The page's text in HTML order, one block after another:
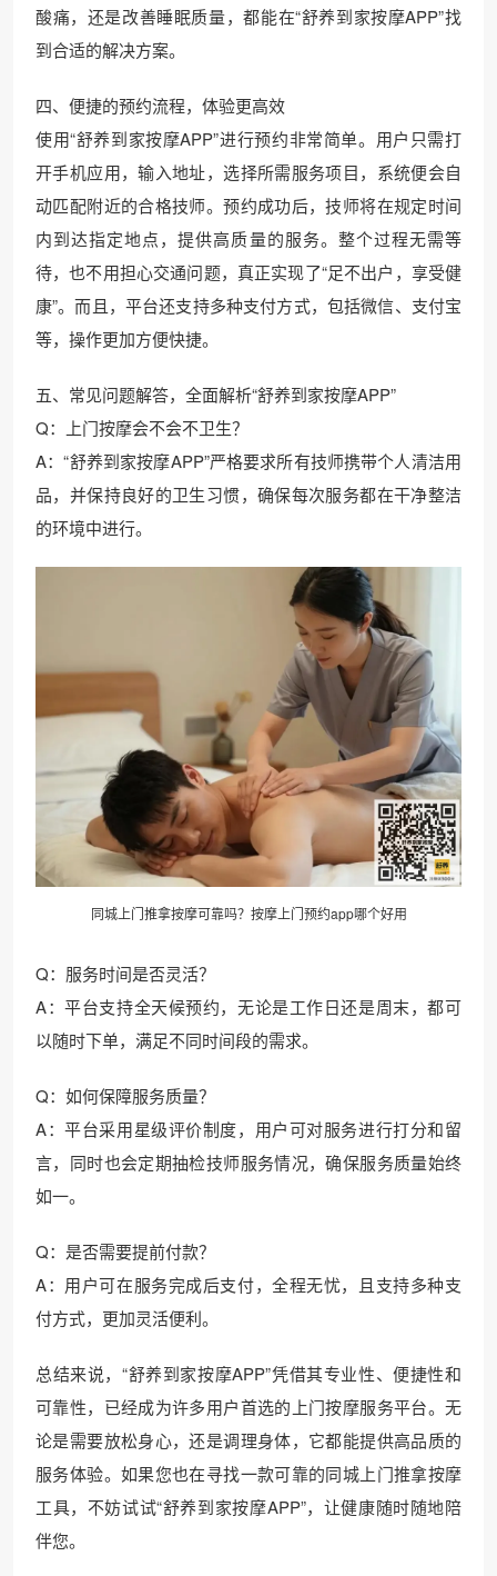
酸痛，还是改善睡眠质量，都能在“舒养到家按摩APP”找
到合适的解决方案。
四、便捷的预约流程，体验更高效
使用“舒养到家按摩APP”进行预约非常简单。用户只需打
开手机应用，输入地址，选择所需服务项目，系统便会自
动匹配附近的合格技师。预约成功后，技师将在规定时间
内到达指定地点，提供高质量的服务。整个过程无需等
待，也不用担心交通问题，真正实现了“足不出户，享受健
康”。而且，平台还支持多种支付方式，包括微信、支付宝
等，操作更加方便快捷。
五、常见问题解答，全面解析“舒养到家按摩APP”
Q：上门按摩会不会不卫生？
A：“舒养到家按摩APP”严格要求所有技师携带个人清洁用
品，并保持良好的卫生习惯，确保每次服务都在干净整洁
的环境中进行。
同城上门推拿按摩可靠吗？按摩上门预约app哪个好用
Q：服务时间是否灵活？
A：平台支持全天候预约，无论是工作日还是周末，都可
以随时下单，满足不同时间段的需求。
Q：如何保障服务质量？
A：平台采用星级评价制度，用户可对服务进行打分和留
言，同时也会定期抽检技师服务情况，确保服务质量始终
如一。
Q：是否需要提前付款？
A：用户可在服务完成后支付，全程无忧，且支持多种支
付方式，更加灵活便利。
总结来说，“舒养到家按摩APP”凭借其专业性、便捷性和
可靠性，已经成为许多用户首选的上门按摩服务平台。无
论是需要放松身心，还是调理身体，它都能提供高品质的
服务体验。如果您也在寻找一款可靠的同城上门推拿按摩
工具，不妨试试“舒养到家按摩APP”，让健康随时随地陪
伴您。